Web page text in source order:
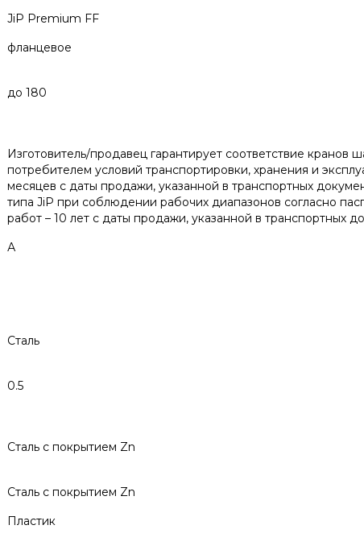
JiP Premium FF
фланцевое
до 180
Изготовитель/продавец гарантирует соответствие
потребителем условий транспортировки, хранения и
месяцев с даты продажи, указанной в транспортных
типа JiP при соблюдении рабочих диапазонов согласно
работ – 10 лет с даты продажи, указанной в транспортных
А
Сталь
0.5
Сталь с покрытием Zn
Сталь с покрытием Zn
Пластик